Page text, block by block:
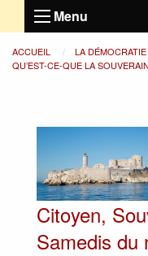
Menu
ACCUEIL
LA
QU’EST-CE-QUE LA
Citoyen,
Samedis du